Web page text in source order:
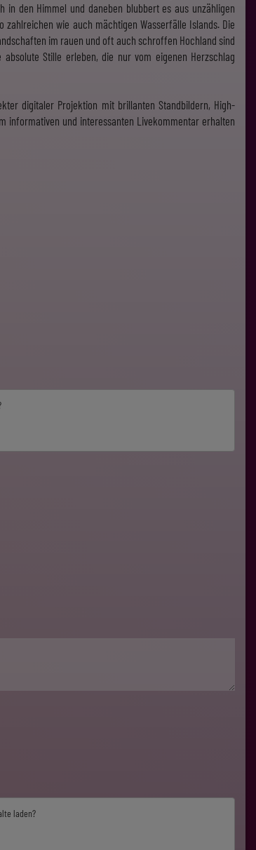
in den Himmel und daneben blubbert es aus unzähligen
wie auch mächtigen Wasserfälle Islands. Die
im rauen und oft auch schroffen Hochland sind
Stille erleben, die nur vom eigenen Herzschlag
digitaler Projektion mit brillanten Standbildern, High-
informativen und interessanten Livekommentar erhalten
laden?